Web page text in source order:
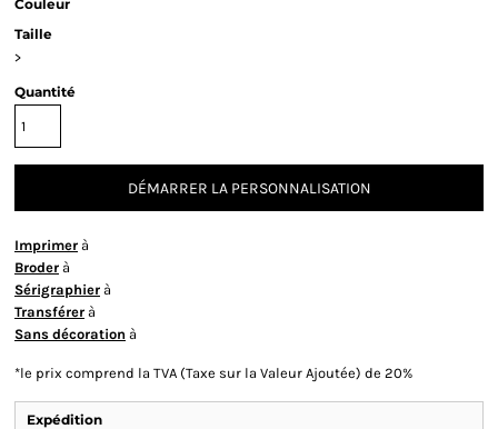
Couleur
Taille
>
Quantité
DÉMARRER LA PERSONNALISATION
Imprimer à
Broder à
Sérigraphier à
Transférer à
Sans décoration à
*le prix comprend la TVA (Taxe sur la Valeur Ajoutée) de 20%
Expédition